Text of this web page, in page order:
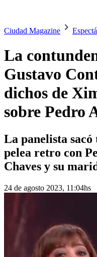
Ciudad Magazine
La
Gustavo
dichos de
sobre Pedro
La panelista
pelea retro con
Chaves y su
24 de agosto 2023, 11:04hs